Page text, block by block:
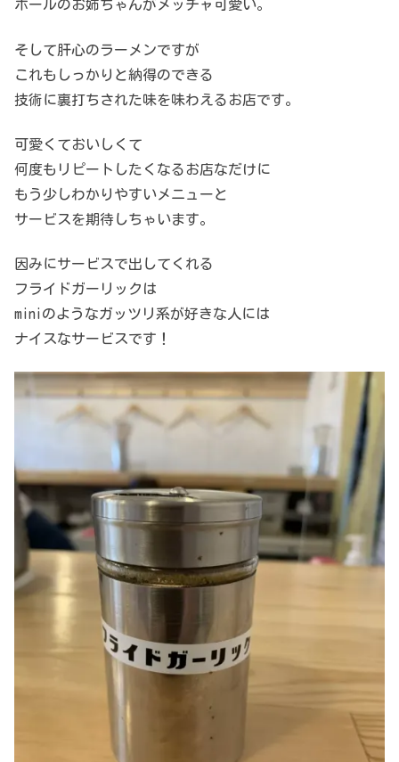
ホールのお姉ちゃんがメッチャ可愛い。
そして肝心のラーメンですが
これもしっかりと納得のできる
技術に裏打ちされた味を味わえるお店です。
可愛くておいしくて
何度もリピートしたくなるお店なだけに
もう少しわかりやすいメニューと
サービスを期待しちゃいます。
因みにサービスで出してくれる
フライドガーリックは
miniのようなガッツリ系が好きな人には
ナイスなサービスです！